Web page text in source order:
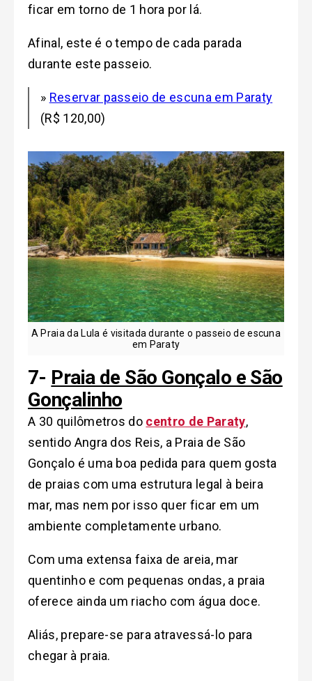
ficar em torno de 1 hora por lá.
Afinal, este é o tempo de cada parada
durante este passeio.
» Reservar passeio de escuna em Paraty
(R$ 120,00)
A Praia da Lula é visitada durante o passeio de escuna
em Paraty
7- Praia de São Gonçalo e São
Gonçalinho
A 30 quilômetros do centro de Paraty,
sentido Angra dos Reis, a Praia de São
Gonçalo é uma boa pedida para quem gosta
de praias com uma estrutura legal à beira
mar, mas nem por isso quer ficar em um
ambiente completamente urbano.
Com uma extensa faixa de areia, mar
quentinho e com pequenas ondas, a praia
oferece ainda um riacho com água doce.
Aliás, prepare-se para atravessá-lo para
chegar à praia.